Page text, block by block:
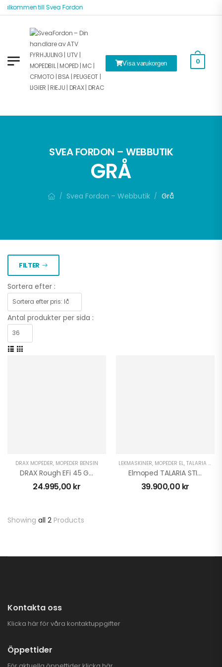
till Svea Fordon
Visa varukorgen 0
SVEA FORDON – WEBBUTIK
GRÅ
/ Svea Fordon – Webbutik / Grå
BlackWolf Flistugg
Med Elstart | B&S 150
25.900,00
1.890,00
FILTER
Sortera efter :
Antal produkter per sida :
DRAX MOPEDER, MOPEDER BENSIN
DRAX Rough EFi 45 Grå
24.995,00 kr
LEKMASKINER, MOPEDER EL, TALARIA ELCROSS
Elmoped TALARIA STING XXX STREET
39.900,00 kr
Showing all 2 Products
Kontakta oss
Klicka här för våra kontaktuppgifter
Öppettider